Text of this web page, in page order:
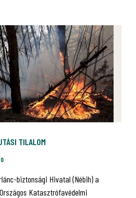
TILALOM
biztonsági Hivatal (Nébih) a
Katasztrófavédelmi